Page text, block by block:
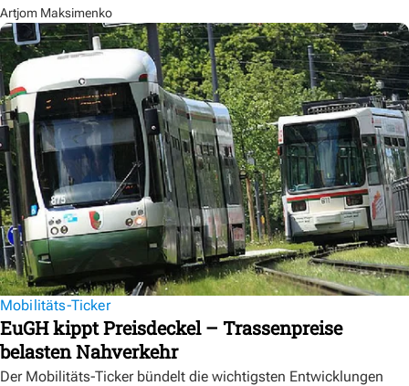
Artjom Maksimenko
Mobilitäts-Ticker
EuGH kippt Preisdeckel – Trassenpreise
belasten Nahverkehr
Der Mobilitäts-Ticker bündelt die wichtigsten Entwicklungen